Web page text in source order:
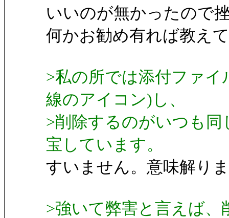
いいのが無かったので
何かお勧め有れば教え
>私の所では添付ファ
線のアイコン)し、
>削除するのがいつも同
宝しています。
すいません。意味解り
>強いて弊害と言えば、